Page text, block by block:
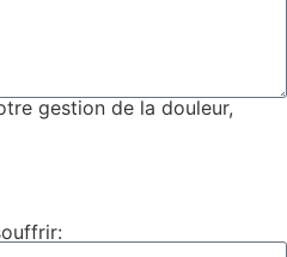
gestion de la douleur,